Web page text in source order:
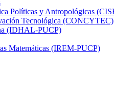
Políticas y Antropológicas
Tecnológica (CONCYTEC)
(IDHAL-PUCP)
Matemáticas (IREM-PUCP)